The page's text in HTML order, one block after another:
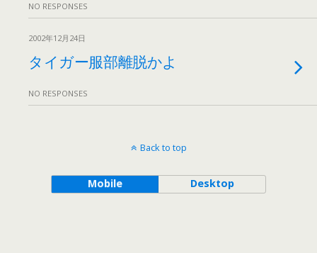
NO RESPONSES
2002年12月24日
タイガー服部離脱かよ
NO RESPONSES
Back to top
Mobile Desktop